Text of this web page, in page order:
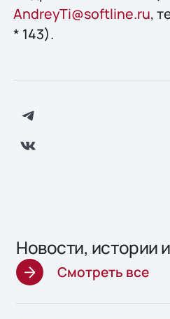
AndreyTi@softline.ru,
* 143).
Новости, истории
Смотреть все